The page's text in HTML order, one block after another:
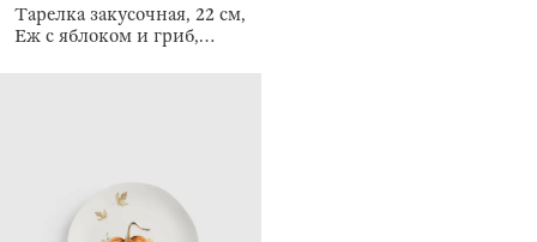
Тарелка закусочная, 22 см,
Еж с яблоком и гриб,